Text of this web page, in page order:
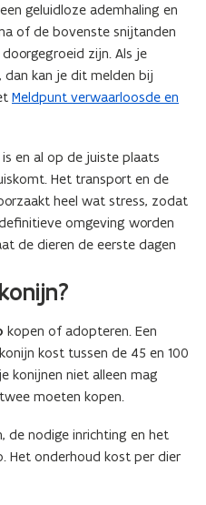
geluidloze ademhaling en
of de bovenste snijtanden
zijn. Als je
kan je dit melden bij
Meldpunt verwaarloosde en
en al op de juiste plaats
Het transport en de
heel wat stress, zodat
omgeving worden
de dieren de eerste dagen
kopen of adopteren. Een
kost tussen de 45 en 100
konijnen niet alleen mag
moeten kopen.
de nodige inrichting en het
Het onderhoud kost per dier